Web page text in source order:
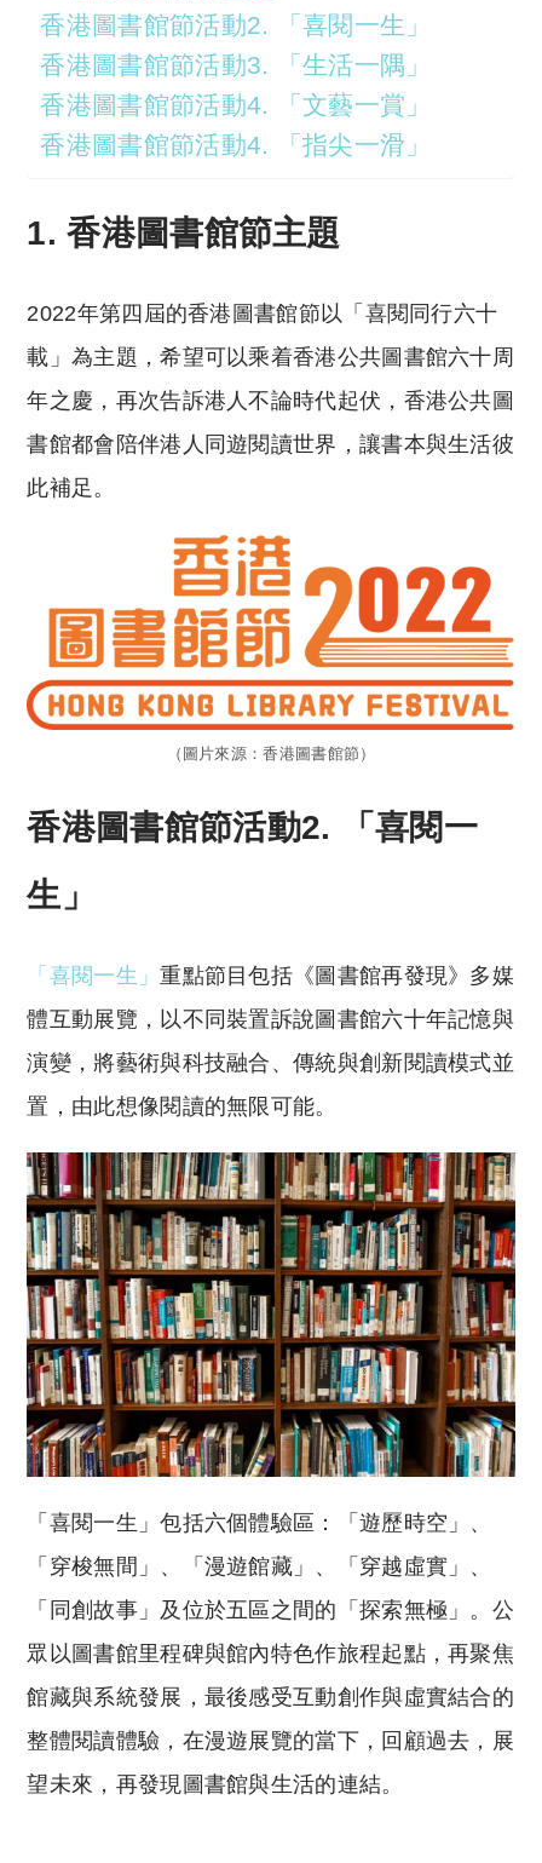
香港圖書館節活動2. 「喜閱一生」
香港圖書館節活動3. 「生活一隅」
香港圖書館節活動4. 「文藝一賞」
香港圖書館節活動4. 「指尖一滑」
1. 香港圖書館節主題
2022年第四屆的香港圖書館節以「喜閱同行六十
載」為主題，希望可以乘着香港公共圖書館六十周
年之慶，再次告訴港人不論時代起伏，香港公共圖
書館都會陪伴港人同遊閱讀世界，讓書本與生活彼
此補足。
（圖片來源：香港圖書館節）
香港圖書館節活動2. 「喜閱一
生」
「喜閱一生」重點節目包括《圖書館再發現》多媒
體互動展覽，以不同裝置訴說圖書館六十年記憶與
演變，將藝術與科技融合、傳統與創新閱讀模式並
置，由此想像閱讀的無限可能。
「喜閱一生」包括六個體驗區：「遊歷時空」、
「穿梭無間」、「漫遊館藏」、「穿越虛實」、
「同創故事」及位於五區之間的「探索無極」。公
眾以圖書館里程碑與館內特色作旅程起點，再聚焦
館藏與系統發展，最後感受互動創作與虛實結合的
整體閱讀體驗，在漫遊展覽的當下，回顧過去，展
望未來，再發現圖書館與生活的連結。